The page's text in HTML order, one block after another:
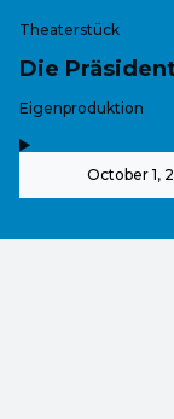
Theaterstück
Die
-
Eigenproduktion
October 1,